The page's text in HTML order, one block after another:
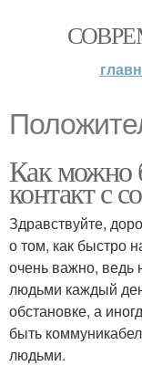
Как можно
контакт с
Здравствуйте,
о том, как быстро
очень важно, ведь
людьми каждый
обстановке, а
быть
людьми.